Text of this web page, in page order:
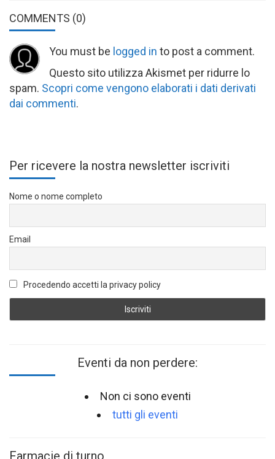
COMMENTS (0)
You must be logged in to post a comment.
Questo sito utilizza Akismet per ridurre lo
spam. Scopri come vengono elaborati i dati derivati
dai commenti.
Per ricevere la nostra newsletter iscriviti
Nome o nome completo
Email
Procedendo accetti la privacy policy
Eventi da non perdere:
Non ci sono eventi
tutti gli eventi
Farmacie di turno